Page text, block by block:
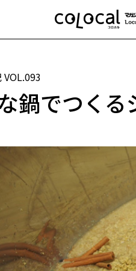
VOL.093
鍋でつく